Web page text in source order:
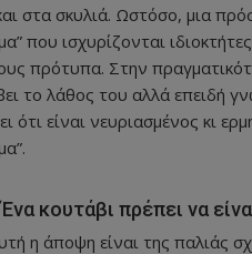
στα σκυλιά. Ωστόσο, μια
που ισχυρίζονται
πρότυπα. Στην
το λάθος του αλλά επειδή
ότι είναι νευριασμένος κι
κουτάβι πρέπει να
η άποψη είναι της παλιάς